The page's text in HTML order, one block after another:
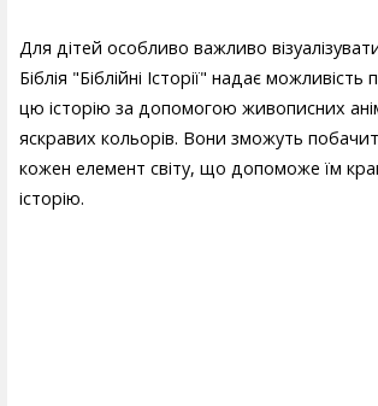
Для дітей особливо важливо
Біблія "Біблійні Історії" надає можливість
цю історію за допомогою живописних
яскравих кольорів. Вони зможуть
кожен елемент світу, що допоможе їм
історію.